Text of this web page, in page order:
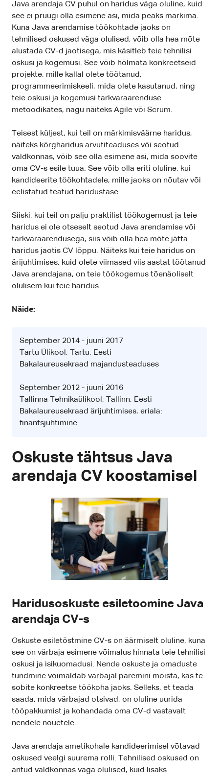
Java arendaja CV puhul on haridus väga oluline, kuid
see ei pruugi olla esimene asi, mida peaks märkima.
Kuna Java arendamise töökohtade jaoks on
tehnilised oskused väga olulised, võib olla hea mõte
alustada CV-d jaotisega, mis käsitleb teie tehnilisi
oskusi ja kogemusi. See võib hõlmata konkreetseid
projekte, mille kallal olete töötanud,
programmeerimiskeeli, mida olete kasutanud, ning
teie oskusi ja kogemusi tarkvaraarenduse
metoodikates, nagu näiteks Agile või Scrum.
Teisest küljest, kui teil on märkimisväärne haridus,
näiteks kõrgharidus arvutiteaduses või seotud
valdkonnas, võib see olla esimene asi, mida soovite
oma CV-s esile tuua. See võib olla eriti oluline, kui
kandideerite töökohtadele, mille jaoks on nõutav või
eelistatud teatud haridustase.
Siiski, kui teil on palju praktilist töökogemust ja teie
haridus ei ole otseselt seotud Java arendamise või
tarkvaraarendusega, siis võib olla hea mõte jätta
haridus jaotis CV lõppu. Näiteks kui teie haridus on
ärijuhtimises, kuid olete viimased viis aastat töötanud
Java arendajana, on teie töökogemus tõenäoliselt
olulisem kui teie haridus.
Näide:
September 2014 - juuni 2017
Tartu Ülikool, Tartu, Eesti
Bakalaureusekraad majandusteaduses
September 2012 - juuni 2016
Tallinna Tehnikaülikool, Tallinn, Eesti
Bakalaureusekraad ärijuhtimises, eriala:
finantsjuhtimine
Oskuste tähtsus Java
arendaja CV koostamisel
Haridusoskuste esiletoomine Java
arendaja CV-s
Oskuste esiletõstmine CV-s on äärmiselt oluline, kuna
see on värbaja esimene võimalus hinnata teie tehnilisi
oskusi ja isikuomadusi. Nende oskuste ja omaduste
tundmine võimaldab värbajal paremini mõista, kas te
sobite konkreetse töökoha jaoks. Selleks, et teada
saada, mida värbajad otsivad, on oluline uurida
tööpakkumist ja kohandada oma CV-d vastavalt
nendele nõuetele.
Java arendaja ametikohale kandideerimisel võtavad
oskused veelgi suurema rolli. Tehnilised oskused on
antud valdkonnas väga olulised, kuid lisaks